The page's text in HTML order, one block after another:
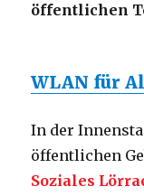
öffentlichen
WLAN für
In der
öffentlichen
Soziales